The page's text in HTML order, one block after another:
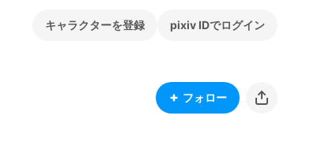
キャラクターを登録 pixiv IDでログイン
フォロー